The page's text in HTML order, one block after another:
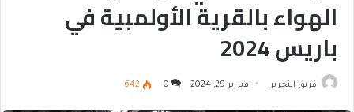
الهواء بالقرية الأولمبية في
باريس 2024
فريق التحرير فبراير 29, 2024 0
642